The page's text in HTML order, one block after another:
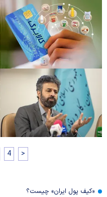
4 >
«کیف پول ایران» چیست؟